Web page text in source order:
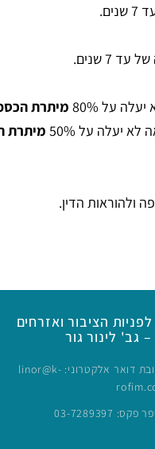
7 שנים.
על 80% מיתרת
יעלה על 50%
מיתרת
ולהוראות הדין.
הציבור ואזרחים
– גב' לינור גור
כתובת דואר אלקטרוני: linor@k-
03-7289397